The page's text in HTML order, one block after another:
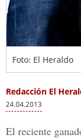
Foto: El Heraldo
Redacción El
24.04.2013
El reciente